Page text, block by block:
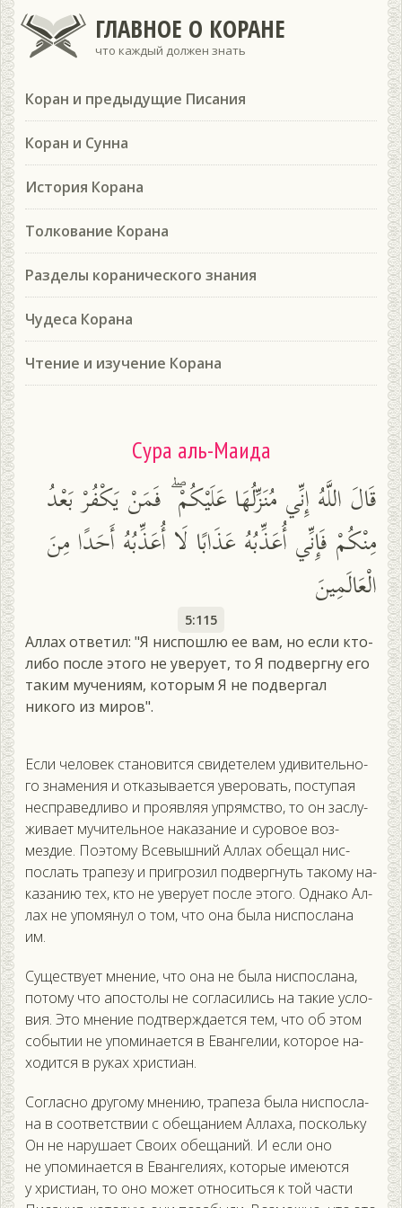
ГЛАВНОЕ О КОРАНЕ
что каждый должен знать
Коран и предыдущие Писания
Коран и Сунна
История Корана
Толкование Корана
Разделы коранического знания
Чудеса Корана
Чтение и изучение Корана
Сура аль-Маида
قَالَ اللَّهُ إِنِّي مُنَزِّلُهَا عَلَيْكُمْ ۖ فَمَنْ يَكْفُرْ بَعْدُ
مِنْكُمْ فَإِنِّي أُعَذِّبُهُ عَذَابًا لَا أُعَذِّبُهُ أَحَدًا مِنَ
الْعَالَمِينَ
5:115
Аллах ответил: "Я ниспошлю ее вам, но если кто-
либо после этого не уверует, то Я подвергну его
таким мучениям, которым Я не подвергал
никого из миров".
Ес­ли че­ловек ста­новит­ся сви­дете­лем уди­витель­но­
го зна­мения и от­ка­зыва­ет­ся уве­ровать, пос­ту­пая
нес­пра­вед­ли­во и про­яв­ляя уп­рямс­тво, то он зас­лу­
жива­ет му­читель­ное на­каза­ние и су­ровое воз­
мездие. По­это­му Все­выш­ний Ал­лах обе­щал нис­
послать тра­пезу и приг­ро­зил под­вер­гнуть та­кому на­
каза­нию тех, кто не уве­ру­ет пос­ле это­го. Од­на­ко Ал­
лах не упо­мянул о том, что она бы­ла нис­посла­на
им.
Су­щес­тву­ет мне­ние, что она не бы­ла нис­посла­на,
по­тому что апос­то­лы не сог­ла­сились на та­кие ус­ло­
вия. Это мне­ние под­твержда­ет­ся тем, что об этом
со­бытии не упо­мина­ет­ся в Еван­ге­лии, ко­торое на­
ходит­ся в ру­ках хрис­ти­ан.
Сог­ласно дру­гому мне­нию, тра­пеза бы­ла нис­посла­
на в со­от­ветс­твии с обе­щани­ем Ал­ла­ха, пос­коль­ку
Он не на­руша­ет Сво­их обе­щаний. И ес­ли оно
не упо­мина­ет­ся в Еван­ге­ли­ях, ко­торые име­ют­ся
у хрис­ти­ан, то оно мо­жет от­но­сить­ся к той час­ти